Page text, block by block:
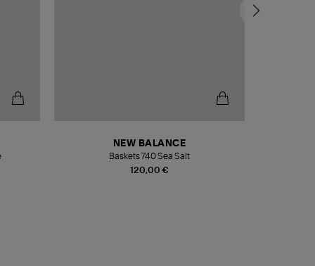
120,00 €
NEW BALANCE
Baskets 740 Sea Salt